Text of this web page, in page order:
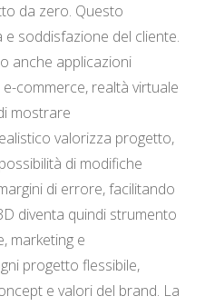
da zero. Questo
soddisfazione del cliente.
anche applicazioni
commerce, realtà virtuale
mostrare
valorizza progetto,
di modifiche
di errore, facilitando
diventa quindi strumento
marketing e
progetto flessibile,
e valori del brand. La